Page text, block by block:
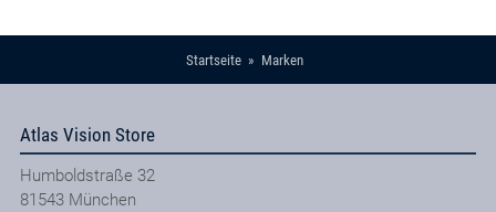
Startseite Marken
Atlas Vision Store
Humboldstraße 32
81543 München